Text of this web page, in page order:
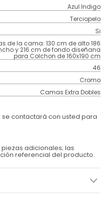
Azul Indigo
Terciopelo
Si
de la cama: 130 cm de alto 186
y 216 cm de fondo diseñana
para Colchon de 160x190 cm
46
Cromo
Camas Extra Dobles
contactará con usted para
adicionales; las
referencial del producto.